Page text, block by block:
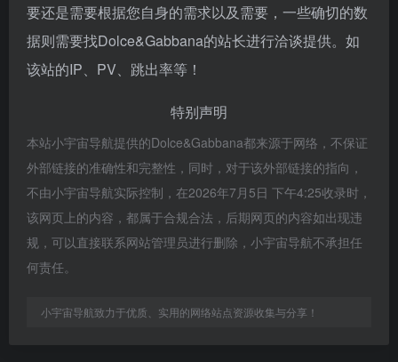
要还是需要根据您自身的需求以及需要，一些确切的数
据则需要找Dolce&Gabbana的站长进行洽谈提供。如
该站的IP、PV、跳出率等！
特别声明
本站小宇宙导航提供的Dolce&Gabbana都来源于网络，不保证
外部链接的准确性和完整性，同时，对于该外部链接的指向，
不由小宇宙导航实际控制，在2026年7月5日 下午4:25收录时，
该网页上的内容，都属于合规合法，后期网页的内容如出现违
规，可以直接联系网站管理员进行删除，小宇宙导航不承担任
何责任。
小宇宙导航致力于优质、实用的网络站点资源收集与分享！